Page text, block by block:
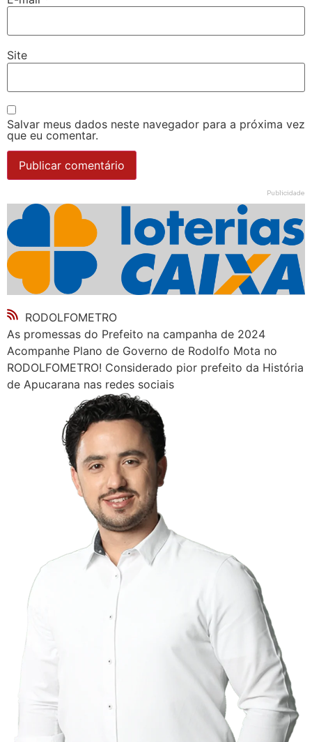
Site
Salvar meus dados neste navegador para a próxima vez
que eu comentar.
Publicidade
RODOLFOMETRO
As promessas do Prefeito na campanha de 2024
Acompanhe Plano de Governo de Rodolfo Mota no
RODOLFOMETRO! Considerado pior prefeito da História
de Apucarana nas redes sociais